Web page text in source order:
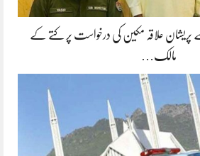
علاقہ مکین کی درخواست پر کتے کے
مالک…